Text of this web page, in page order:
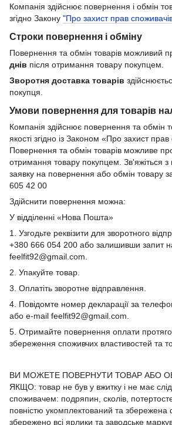
Компанія здійснює повернення і обмін
згідно Закону "Про захист прав
Строки повернення і обміну
Повернення та обмін товарів можливий
днів після отримання товару покупцем.
Зворотня доставка товарів
покупця.
Умови повернення для товарів
Компанія здійснює повернення та обмін
якості згідно із Законом «Про захист прав
Повернення та обмін товарів можливе
отримання товару покупцем. Зв'яжіться
заявку на повернення або обмін товару
605 42 00
Здійснити повернення можна:
У відділенні «Нова Пошта»
1. Узгодьте реквізити для зворотного
+380 666 054 200 або залишивши запит
feelfit92@gmail.com.
2. Упакуйте товар.
3. Оплатіть зворотне відправлення.
4. Повідомте номер декларації за
або e-mail feelfit92@gmail.com.
5. Отримайте повернення оплати
збереження споживчих властивостей та
ВИ МОЖЕТЕ ПОВЕРНУТИ ТОВАР АБО
ЯКЩО: товар не був у вжитку і не має
споживачем: подряпин, сколів,
повністю укомплектований та
збережено всі ярлики та заводське